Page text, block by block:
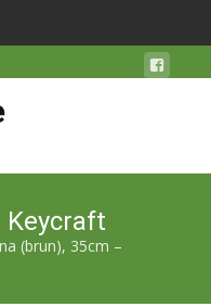
Keycraft
(brun), 35cm –